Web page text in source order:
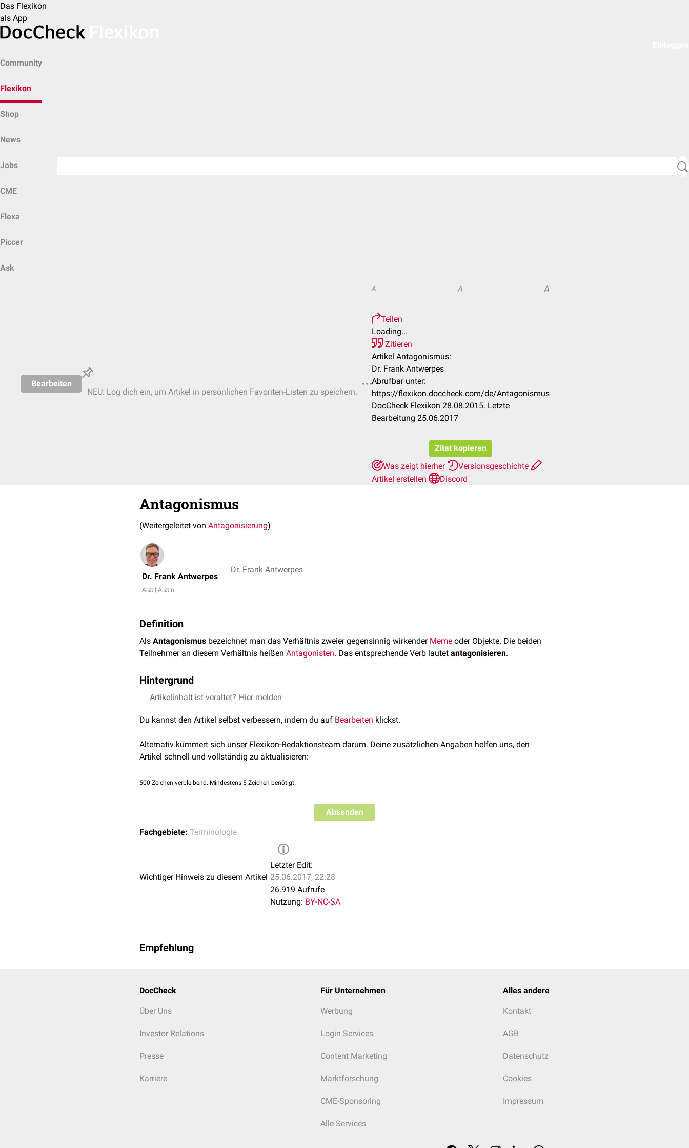
Das Flexikon
als App
Community
Flexikon
Shop
News
Jobs
CME
Flexa
Piccer
Ask
Bearbeiten
NEU: Log dich ein, um Artikel in persönlichen Favoriten-Listen zu speichern.
A A A
Teilen
Loading...
Zitieren
Artikel Antagonismus:
Dr. Frank Antwerpes
Abrufbar unter:
https://flexikon.doccheck.com/de/Antagonismus
DocCheck Flexikon 28.08.2015. Letzte
Bearbeitung 25.06.2017
Zitat kopieren
Was zeigt hierher
Versionsgeschichte
Artikel erstellen
Discord
Antagonismus
(Weitergeleitet von Antagonisierung)
Dr. Frank Antwerpes
Arzt | Ärztin
Dr. Frank Antwerpes
Definition
Als Antagonismus bezeichnet man das Verhältnis zweier gegensinnig wirkender Meme oder Objekte. Die beiden
Teilnehmer an diesem Verhältnis heißen Antagonisten. Das entsprechende Verb lautet antagonisieren.
Hintergrund
Im Bereich der Medizin taucht der Begriff des Antagonismus in mehreren Zusammenhängen auf:
spricht man von Antagonismus, wenn zwei Muskeln gegensinnig auf ein
einStrecker und einBeuger.
spricht man von einem Antagonismus, wenn ein Wirkstoff die Wirkung einer anderen
Substanz oder einer biologischen Struktur aufhebt oder hemmt, z.B.Calciumantagonisten .
In derZahnmedizinnennt man den Zahn, der einem bestimmten Zahn bei der
Artikelinhalt ist veraltet? Hier melden
Du kannst den Artikel selbst verbessern, indem du auf Bearbeiten klickst.
Alternativ kümmert sich unser Flexikon-Redaktionsteam darum. Deine zusätzlichen Angaben helfen uns, den
Artikel schnell und vollständig zu aktualisieren:
500 Zeichen verbleibend. Mindestens 5 Zeichen benötigt.
Absenden
Fachgebiete: Terminologie
Wichtiger Hinweis zu diesem Artikel
Letzter Edit:
25.06.2017, 22:28
26.919 Aufrufe
Nutzung: BY-NC-SA
Empfehlung
DocCheck
Über Uns
Investor Relations
Presse
Karriere
Für Unternehmen
Werbung
Login Services
Content Marketing
Marktforschung
CME-Sponsoring
Alle Services
Alles andere
Kontakt
AGB
Datenschutz
Cookies
Impressum